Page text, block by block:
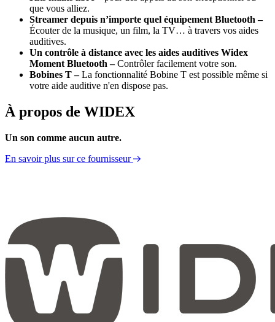
que vous alliez.
Streamer depuis n’importe quel équipement Bluetooth –
Écouter de la musique, un film, la TV… à travers vos aides
auditives.
Un contrôle à distance avec les aides auditives Widex
Moment Bluetooth –Contrôler facilement votre son.
Bobines T –La fonctionnalité Bobine T est possible même si
votre aide auditive n'en dispose pas.
À propos de WIDEX
Un son comme aucun autre.
En savoir plus sur ce fournisseur